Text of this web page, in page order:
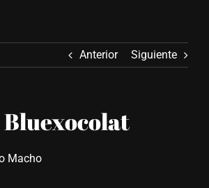
Anterior Siguiente